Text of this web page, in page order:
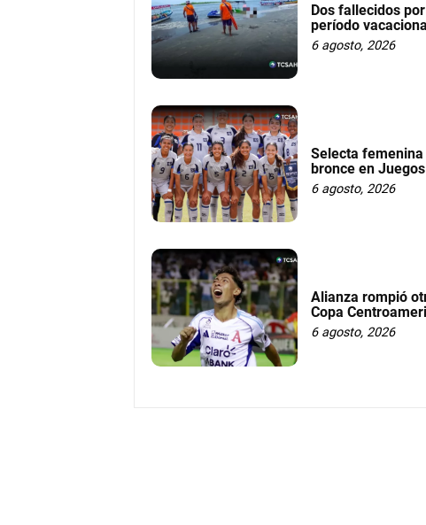
Dos fallecidos
período
6 agosto, 2026
Selecta
bronce en
6 agosto, 2026
Alianza rompió
Copa
6 agosto, 2026